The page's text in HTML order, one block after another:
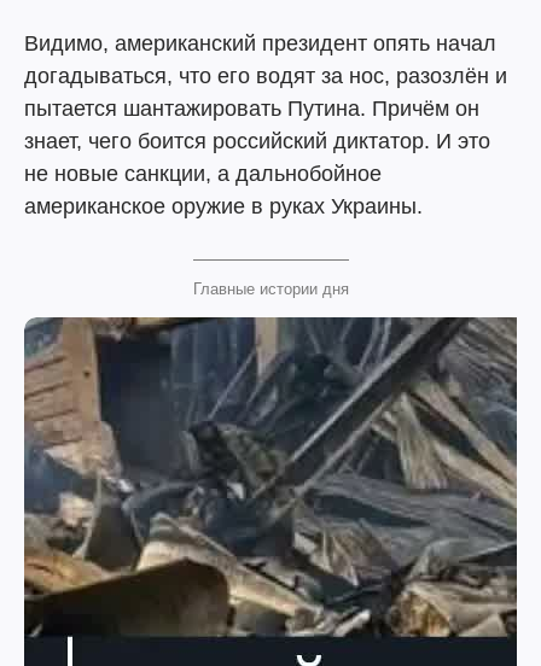
Видимо, американский президент опять начал
догадываться, что его водят за нос, разозлён и
пытается шантажировать Путина. Причём он
знает, чего боится российский диктатор. И это
не новые санкции, а дальнобойное
американское оружие в руках Украины.
Главные истории дня